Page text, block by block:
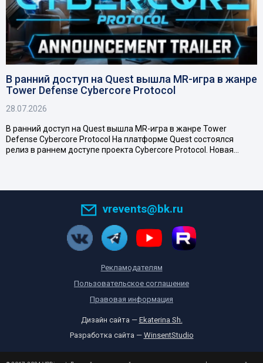
В ранний доступ на Quest вышла MR-игра в жанре
Tower Defense Cybercore Protocol
28.07.2026
В ранний доступ на Quest вышла MR-игра в жанре Tower
Defense Cybercore Protocol На платформе Quest состоялся
релиз в раннем доступе проекта Cybercore Protocol. Новая…
vrevents@bk.ru
Рекламодателям
Пользовательское соглашение
Правовая информация
Дизайн сайта — Ekaterina Sh.
Разработка сайта — WinsentStudio